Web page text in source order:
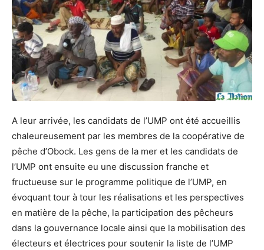
A leur arrivée, les candidats de l’UMP ont été accueillis
chaleureusement par les membres de la coopérative de
pêche d’Obock. Les gens de la mer et les candidats de
l’UMP ont ensuite eu une discussion franche et
fructueuse sur le programme politique de l’UMP, en
évoquant tour à tour les réalisations et les perspectives
en matière de la pêche, la participation des pêcheurs
dans la gouvernance locale ainsi que la mobilisation des
électeurs et électrices pour soutenir la liste de l’UMP